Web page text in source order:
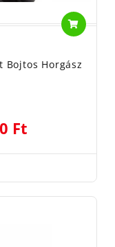
Bojtos Horgász
Ft